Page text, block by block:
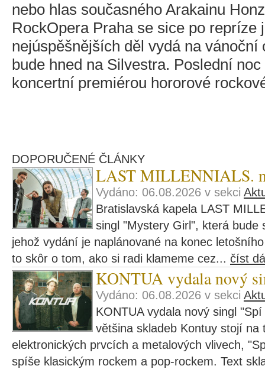
nebo hlas současného Arakainu
RockOpera Praha se sice po repríze
nejúspěšnějších děl vydá na vánoční
bude hned na Silvestra. Poslední
koncertní premiérou hororové
DOPORUČENÉ ČLÁNKY
LAST MILLENNIALS.
Vydáno: 06.08.2026 v sekci
Bratislavská kapela LAST
singl "Mystery Girl", která bude
jehož vydání je naplánované na konec
to skôr o tom, ako si radi klameme cez... číst
KONTUA vydala nový
Vydáno: 06.08.2026 v sekci
KONTUA vydala nový singl
většina skladeb Kontuy stojí na
elektronických prvcích a metalových vlivech,
spíše klasickým rockem a pop-rockem. Text